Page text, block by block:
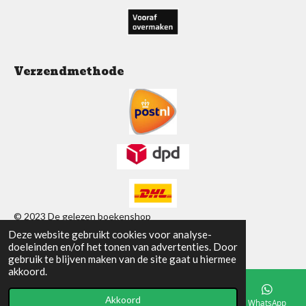
Deze website gebruikt cookies voor analyse-
doeleinden en/of het tonen van advertenties. Door
gebruik te blijven maken van de site gaat u hiermee
akkoord.
Akkoord
Verzendmethode
© 2023 De gelezen boekenshop
Powered byJouwWeb
Telefoonnummer WhatsApp